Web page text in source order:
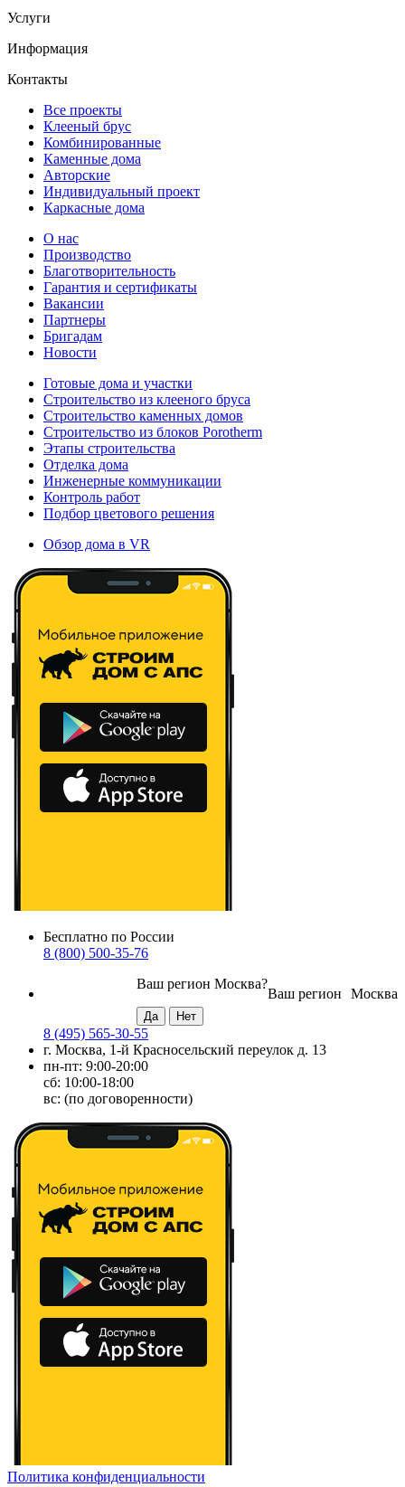
Услуги
Информация
Контакты
Все проекты
Клееный брус
Комбинированные
Каменные дома
Авторские
Индивидуальный проект
Каркасные дома
О нас
Производство
Благотворительность
Гарантия и сертификаты
Вакансии
Партнеры
Бригадам
Новости
Готовые дома и участки
Строительство из клееного бруса
Строительство каменных домов
Строительство из блоков Porotherm
Этапы строительства
Отделка дома
Инженерные коммуникации
Контроль работ
Подбор цветового решения
Обзор дома в VR
Бесплатно по России
8 (800) 500-35-76
Москва
Ваш регион
Ваш регион Москва?
8 (495) 565-30-55
г. Москва, 1-й Красносельский переулок д. 13
пн-пт: 9:00-20:00
сб: 10:00-18:00
вс: (по договоренности)
Политика конфиденциальности